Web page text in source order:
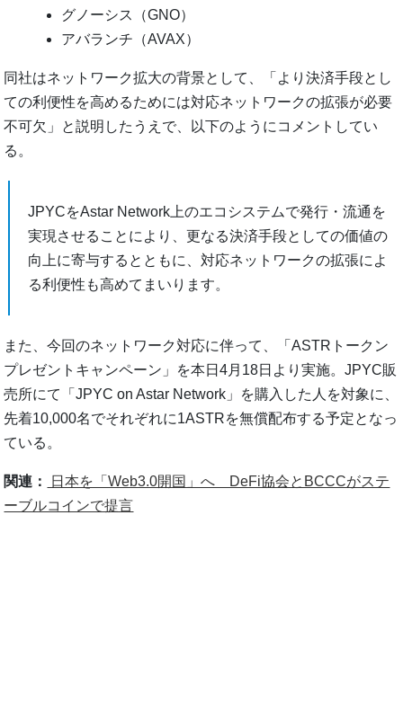
グノーシス（GNO）
アバランチ（AVAX）
同社はネットワーク拡大の背景として、「より決済手段とし
ての利便性を高めるためには対応ネットワークの拡張が必要
不可欠」と説明したうえで、以下のようにコメントしてい
る。
JPYCをAstar Network上のエコシステムで発行・流通を
実現させることにより、更なる決済手段としての価値の
向上に寄与するとともに、対応ネットワークの拡張によ
る利便性も高めてまいります。
また、今回のネットワーク対応に伴って、「ASTRトークン
プレゼントキャンペーン」を本日4月18日より実施。JPYC販
売所にて「JPYC on Astar Network」を購入した人を対象に、
先着10,000名でそれぞれに1ASTRを無償配布する予定となっ
ている。
関連：
日本を「Web3.0開国」へ DeFi協会とBCCCがステ
ーブルコインで提言